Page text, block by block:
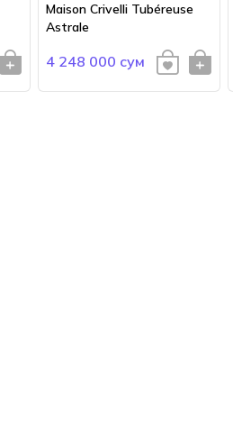
Maison Crivelli Tubéreuse
Astrale
4 248 000 сум